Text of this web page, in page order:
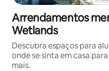
Arrendamentos
Wetlands
Descubra espaços para
onde se sinta em casa
mais.